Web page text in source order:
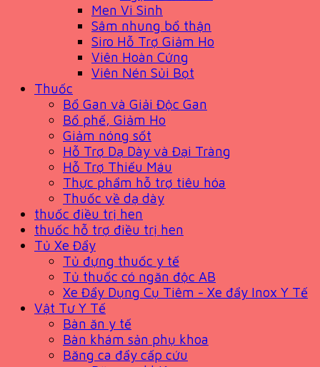
Men Vi Sinh
Sâm nhung bổ thận
Siro Hỗ Trợ Giảm Ho
Viên Hoàn Cứng
Viên Nén Sủi Bọt
Thuốc
Bổ Gan và Giải Độc Gan
Bổ phế, Giảm Ho
Giảm nóng sốt
Hỗ Trợ Dạ Dày và Đại Tràng
Hỗ Trợ Thiếu Máu
Thực phẩm hỗ trợ tiêu hóa
Thuốc về dạ dày
thuốc điều trị hen
thuốc hỗ trợ điều trị hen
Tủ Xe Đẩy
Tủ đựng thuốc y tế
Tủ thuốc có ngăn độc AB
Xe Đẩy Dụng Cụ Tiêm - Xe đẩy Inox Y Tế
Vật Tư Y Tế
Bàn ăn y tế
Bàn khám sản phụ khoa
Băng ca đẩy cấp cứu